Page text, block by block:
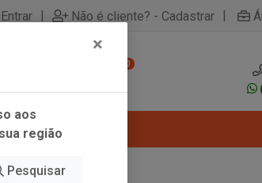
| Não é cliente? - Cadastrar |
0
×
aos
região
Pesquisar